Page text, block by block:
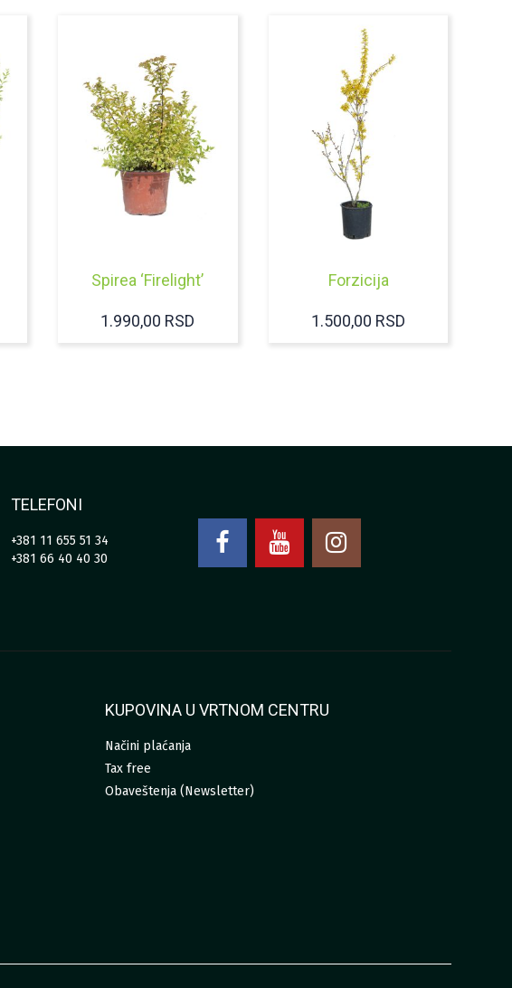
Spirea ‘Firelight’
1.990,00 RSD
Forzicija
1.500,00 RSD
TELEFONI
+381 11 655 51 34
+381 66 40 40 30
KUPOVINA U VRTNOM CENTRU
Načini plaćanja
Tax free
Obaveštenja (Newsletter)